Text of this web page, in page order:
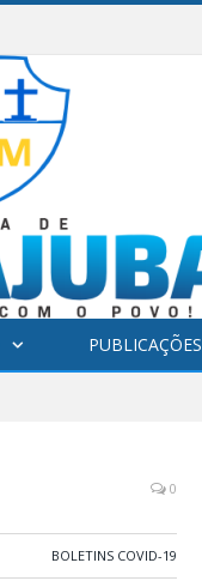
PUBLICAÇÕES
0
BOLETINS COVID-19